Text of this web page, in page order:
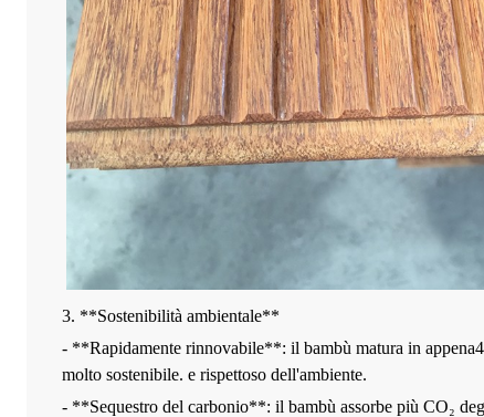
3. **Sostenibilità ambientale**
- **Rapidamente rinnovabile**: il bambù matura in appena4
molto sostenibile. e rispettoso dell'ambiente.
- **Sequestro del carbonio**: il bambù assorbe più CO₂